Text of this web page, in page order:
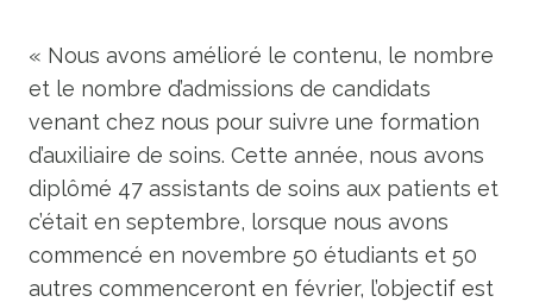
« Nous avons amélioré le contenu, le nombre
et le nombre d’admissions de candidats
venant chez nous pour suivre une formation
d’auxiliaire de soins. Cette année, nous avons
diplômé 47 assistants de soins aux patients et
c’était en septembre, lorsque nous avons
commencé en novembre 50 étudiants et 50
autres commenceront en février, l’objectif est